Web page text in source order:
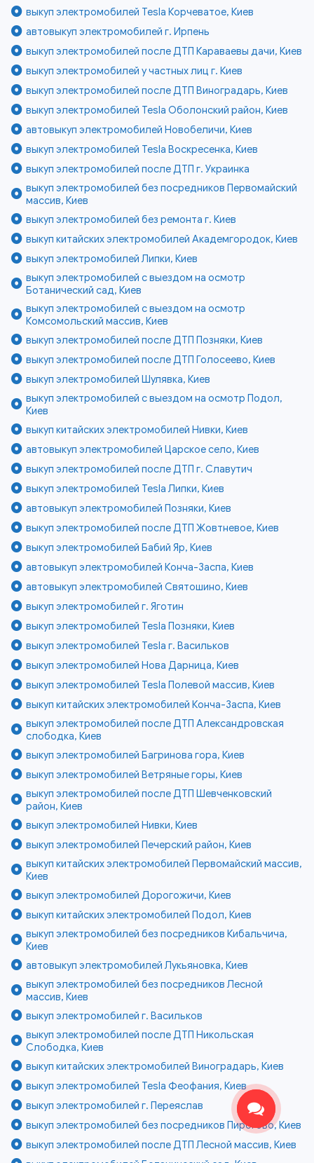
выкуп электромобилей Tesla Корчеватое, Киев
автовыкуп электромобилей г. Ирпень
выкуп электромобилей после ДТП Караваевы дачи, Киев
выкуп электромобилей у частных лиц г. Киев
выкуп электромобилей после ДТП Виноградарь, Киев
выкуп электромобилей Tesla Оболонский район, Киев
автовыкуп электромобилей Новобеличи, Киев
выкуп электромобилей Tesla Воскресенка, Киев
выкуп электромобилей после ДТП г. Украинка
выкуп электромобилей без посредников Первомайский
массив, Киев
выкуп электромобилей без ремонта г. Киев
выкуп китайских электромобилей Академгородок, Киев
выкуп электромобилей Липки, Киев
выкуп электромобилей с выездом на осмотр
Ботанический сад, Киев
выкуп электромобилей с выездом на осмотр
Комсомольский массив, Киев
выкуп электромобилей после ДТП Позняки, Киев
выкуп электромобилей после ДТП Голосеево, Киев
выкуп электромобилей Шулявка, Киев
выкуп электромобилей с выездом на осмотр Подол,
Киев
выкуп китайских электромобилей Нивки, Киев
автовыкуп электромобилей Царское село, Киев
выкуп электромобилей после ДТП г. Славутич
выкуп электромобилей Tesla Липки, Киев
автовыкуп электромобилей Позняки, Киев
выкуп электромобилей после ДТП Жовтневое, Киев
выкуп электромобилей Бабий Яр, Киев
автовыкуп электромобилей Конча-Заспа, Киев
автовыкуп электромобилей Святошино, Киев
выкуп электромобилей г. Яготин
выкуп электромобилей Tesla Позняки, Киев
выкуп электромобилей Tesla г. Васильков
выкуп электромобилей Нова Дарница, Киев
выкуп электромобилей Tesla Полевой массив, Киев
выкуп китайских электромобилей Конча-Заспа, Киев
выкуп электромобилей после ДТП Александровская
слободка, Киев
выкуп электромобилей Багринова гора, Киев
выкуп электромобилей Ветряные горы, Киев
выкуп электромобилей после ДТП Шевченковский
район, Киев
выкуп электромобилей Нивки, Киев
выкуп электромобилей Печерский район, Киев
выкуп китайских электромобилей Первомайский массив,
Киев
выкуп электромобилей Дорогожичи, Киев
выкуп китайских электромобилей Подол, Киев
выкуп электромобилей без посредников Кибальчича,
Киев
автовыкуп электромобилей Лукьяновка, Киев
выкуп электромобилей без посредников Лесной
массив, Киев
выкуп электромобилей г. Васильков
выкуп электромобилей после ДТП Никольская
Слободка, Киев
выкуп китайских электромобилей Виноградарь, Киев
выкуп электромобилей Tesla Феофания, Киев
выкуп электромобилей г. Переяслав
выкуп электромобилей без посредников Пирогово, Киев
выкуп электромобилей после ДТП Лесной массив, Киев